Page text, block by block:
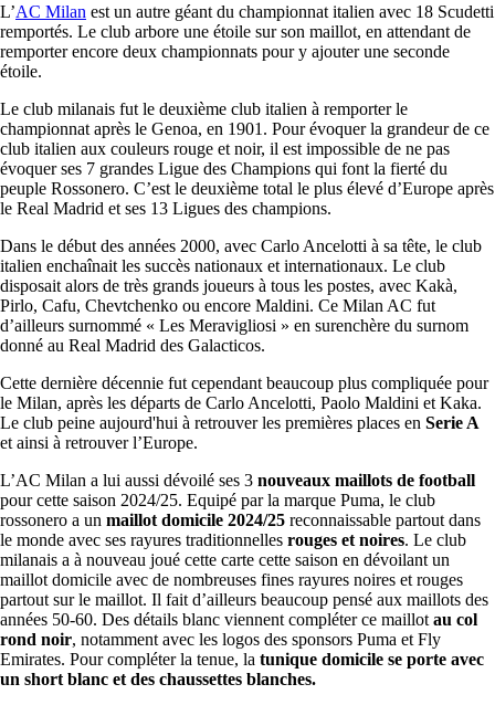
L’AC Milan est un autre géant du championnat italien avec 18 Scudetti
remportés. Le club arbore une étoile sur son maillot, en attendant de
remporter encore deux championnats pour y ajouter une seconde
étoile.
Le club milanais fut le deuxième club italien à remporter le
championnat après le Genoa, en 1901. Pour évoquer la grandeur de ce
club italien aux couleurs rouge et noir, il est impossible de ne pas
évoquer ses 7 grandes Ligue des Champions qui font la fierté du
peuple Rossonero. C’est le deuxième total le plus élevé d’Europe après
le Real Madrid et ses 13 Ligues des champions.
Dans le début des années 2000, avec Carlo Ancelotti à sa tête, le club
italien enchaînait les succès nationaux et internationaux. Le club
disposait alors de très grands joueurs à tous les postes, avec Kakà,
Pirlo, Cafu, Chevtchenko ou encore Maldini. Ce Milan AC fut
d’ailleurs surnommé « Les Meravigliosi » en surenchère du surnom
donné au Real Madrid des Galacticos.
Cette dernière décennie fut cependant beaucoup plus compliquée pour
le Milan, après les départs de Carlo Ancelotti, Paolo Maldini et Kaka.
Le club peine aujourd'hui à retrouver les premières places en Serie A
et ainsi à retrouver l’Europe.
L’AC Milan a lui aussi dévoilé ses 3 nouveaux maillots de football
pour cette saison 2024/25. Equipé par la marque Puma, le club
rossonero a un maillot domicile 2024/25 reconnaissable partout dans
le monde avec ses rayures traditionnelles rouges et noires. Le club
milanais a à nouveau joué cette carte cette saison en dévoilant un
maillot domicile avec de nombreuses fines rayures noires et rouges
partout sur le maillot. Il fait d’ailleurs beaucoup pensé aux maillots des
années 50-60. Des détails blanc viennent compléter ce maillot au col
rond noir, notamment avec les logos des sponsors Puma et Fly
Emirates. Pour compléter la tenue, la tunique domicile se porte avec
un short blanc et des chaussettes blanches.